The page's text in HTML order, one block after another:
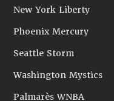
New York Liberty
Phoenix Mercury
Seattle Storm
Washington Mystics
Palmarès WNBA